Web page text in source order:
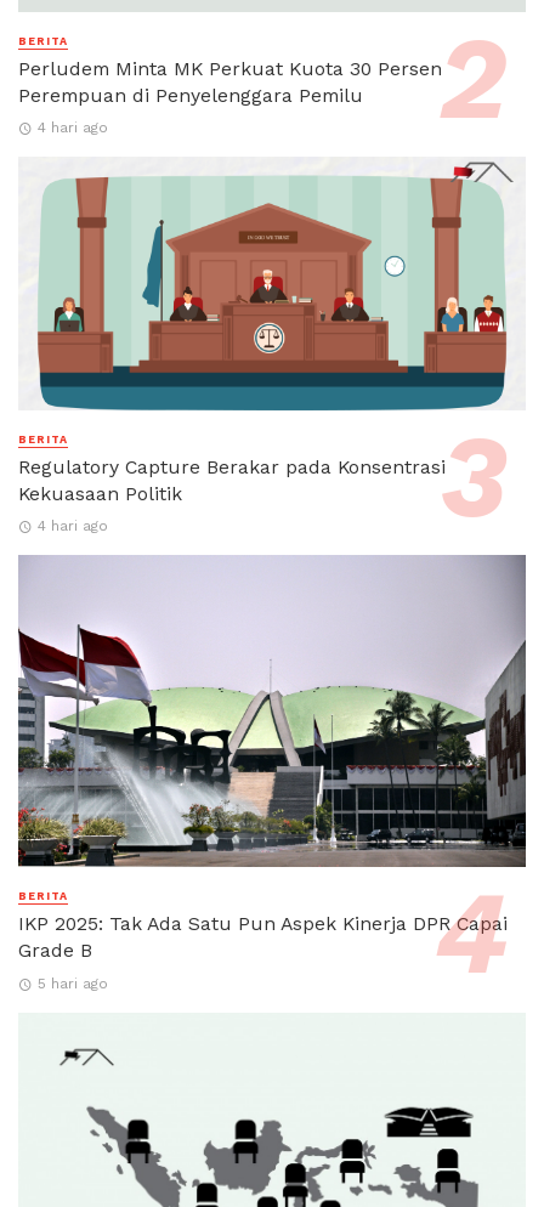
BERITA
Perludem Minta MK Perkuat Kuota 30 Persen
Perempuan di Penyelenggara Pemilu
4 hari ago
BERITA
Regulatory Capture Berakar pada Konsentrasi
Kekuasaan Politik
4 hari ago
BERITA
IKP 2025: Tak Ada Satu Pun Aspek Kinerja DPR Capai
Grade B
5 hari ago